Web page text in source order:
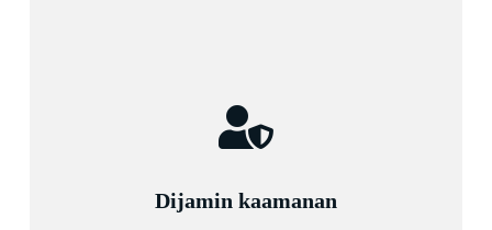
Dijamin kaamanan